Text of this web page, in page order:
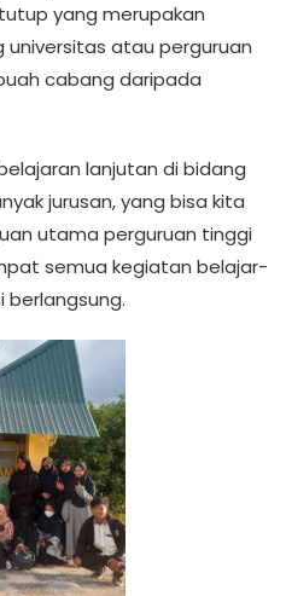
yang merupakan
atau perguruan
cabang daripada
lanjutan di bidang
jurusan, yang bisa kita
utama perguruan tinggi
semua kegiatan belajar-
berlangsung.